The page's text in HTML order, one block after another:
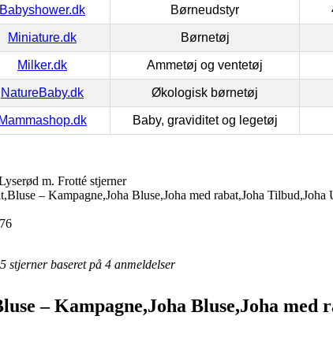
Babyshower.dk Børneudstyr
Miniature.dk Børnetøj
Milker.dk Ammetøj og ventetøj
NatureBaby.dk Økologisk børnetøj
Mammashop.dk Baby, graviditet og legetøj
m. Frotté stjerner
– Kampagne,Joha Bluse,Joha med rabat,Joha Tilbud,Joha
stjerner baseret på 4 anmeldelser
– Kampagne,Joha Bluse,Joha